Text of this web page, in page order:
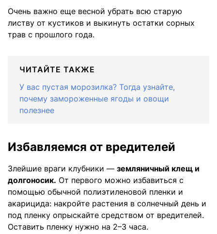
Очень важно еще весной убрать всю старую
листву от кустиков и выкинуть остатки сорных
трав с прошлого года.
ЧИТАЙТЕ ТАКЖЕ
У вас пустая морозилка? Тогда узнайте,
почему замороженные ягоды и овощи
полезнее
Избавляемся от вредителей
Злейшие враги клубники — земляничный клещ и
долгоносик. От первого можно избавиться с
помощью обычной полиэтиленовой пленки и
акарицида: накройте растения в солнечный день и
под пленку опрыскайте средством от вредителей.
Оставить пленку нужно на 2–3 часа.